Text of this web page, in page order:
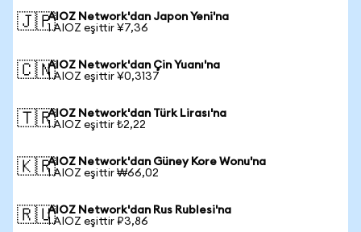
🇯🇵AIOZ Network'dan Japon Yeni'na
1 AIOZ eşittir ¥7,36
🇨🇳AIOZ Network'dan Çin Yuanı'na
1 AIOZ eşittir ¥0,3137
🇹🇷AIOZ Network'dan Türk Lirası'na
1 AIOZ eşittir ₺2,22
🇰🇷AIOZ Network'dan Güney Kore Wonu'na
1 AIOZ eşittir ₩66,02
🇷🇺AIOZ Network'dan Rus Rublesi'na
1 AIOZ eşittir ₽3,86